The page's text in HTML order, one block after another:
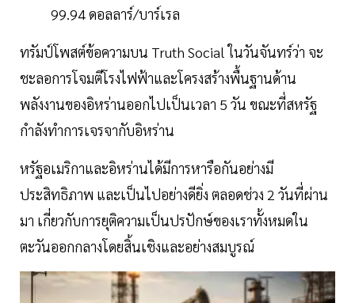
99.94 ดอลลาร์/บาร์เรล
ทรัมป์โพสต์ข้อความบน Truth Social ในวันจันทร์ว่า จะ
ชะลอการโจมตีโรงไฟฟ้าและโครงสร้างพื้นฐานด้าน
พลังงานของอิหร่านออกไปเป็นเวลา 5 วัน ขณะที่สหรัฐ
กำลังทำการเจรจากับอิหร่าน
หรัฐอเมริกาและอิหร่านได้มีการหารือกันอย่างมี
ประสิทธิภาพ และเป็นไปอย่างดียิ่ง ตลอดช่วง 2 วันที่ผ่าน
มา เกี่ยวกับการยุติความเป็นปรปักษ์ของเราทั้งหมดใน
ตะวันออกกลางโดยสิ้นเชิงและอย่างสมบูรณ์